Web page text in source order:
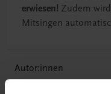
erwiesen! Zudem
Mitsingen
Autor:innen